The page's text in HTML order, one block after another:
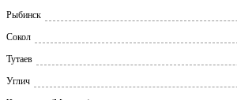
Рыбинск
Сокол
Тутаев
Углич